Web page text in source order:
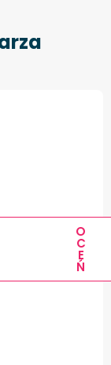
O
C
E
Ń